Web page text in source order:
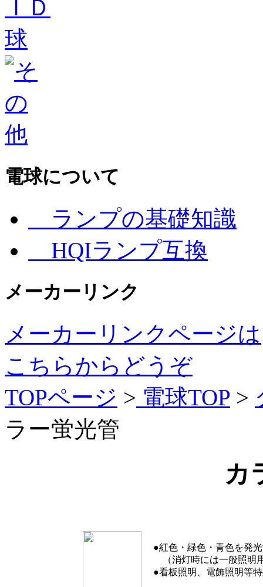
電球について
ランプの基礎知識
HQIランプ互換
メーカーリンク
メーカーリンクページは
こちらからどうぞ
TOPページ > 電球TOP >
ラー蛍光管
カ
●紅色・緑色・青色を発
（消灯時には一般照明用
●看板照明、電飾照明等